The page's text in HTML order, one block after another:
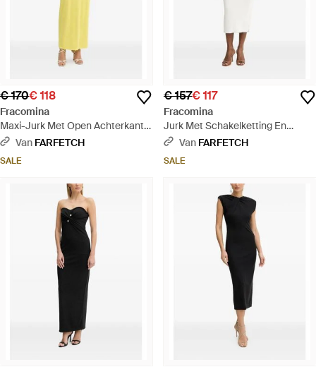
€ 170€ 118
Fracomina
Maxi-Jurk Met Open Achterkant
En Diepe Hals - Geel
Van FARFETCH
SALE
€ 157€ 117
Fracomina
Jurk Met Schakelketting En
Uitgesneden Details - Wit
Van FARFETCH
SALE